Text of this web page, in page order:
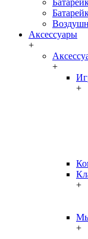
Аксессуары
+
+
+
+
+